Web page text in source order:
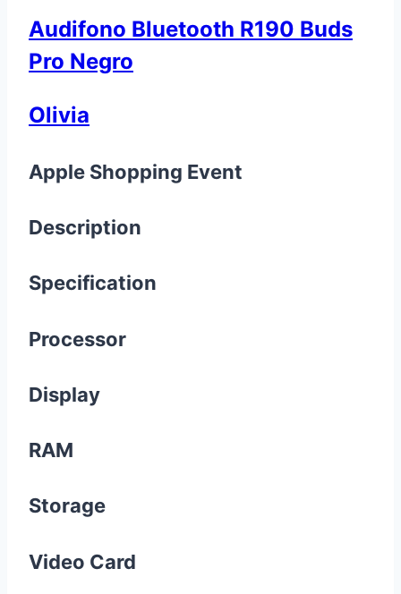
Audifono Bluetooth R190 Buds
Pro Negro
Olivia
Apple Shopping Event
Description
Specification
Processor
Display
RAM
Storage
Video Card